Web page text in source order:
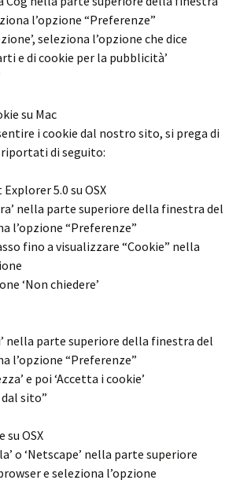
l’opzione “Preferenze”
seleziona l’opzione che dice
e di cookie per la pubblicità’
su Mac
i cookie dal nostro sito, si prega di
riportati di seguito:
5.0 su OSX
nella parte superiore della finestra del
l’opzione “Preferenze”
fino a visualizzare “Cookie” nella
‘Non chiedere’
nella parte superiore della finestra del
l’opzione “Preferenze”
e poi ‘Accetta i cookie’
sito”
su OSX
o ‘Netscape’ nella parte superiore
e seleziona l’opzione